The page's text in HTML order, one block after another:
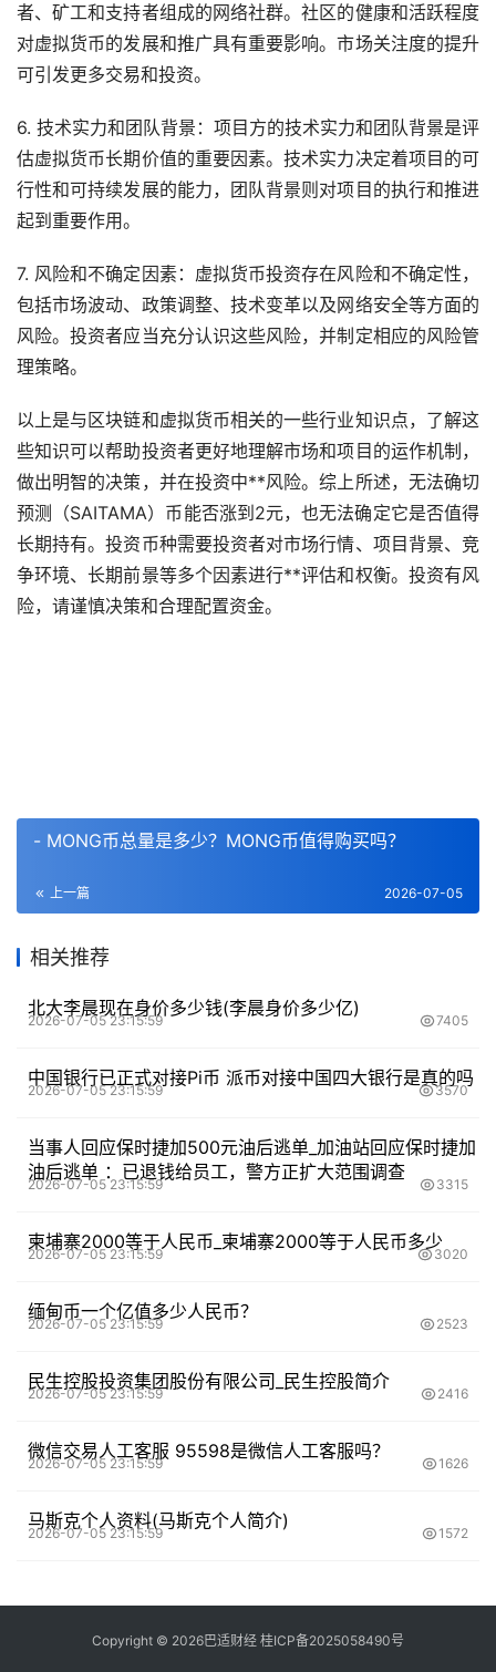
者、矿工和支持者组成的网络社群。社区的健康和活跃程度
对虚拟货币的发展和推广具有重要影响。市场关注度的提升
可引发更多交易和投资。
6. 技术实力和团队背景：项目方的技术实力和团队背景是评
估虚拟货币长期价值的重要因素。技术实力决定着项目的可
行性和可持续发展的能力，团队背景则对项目的执行和推进
起到重要作用。
7. 风险和不确定因素：虚拟货币投资存在风险和不确定性，
包括市场波动、政策调整、技术变革以及网络安全等方面的
风险。投资者应当充分认识这些风险，并制定相应的风险管
理策略。
以上是与区块链和虚拟货币相关的一些行业知识点，了解这
些知识可以帮助投资者更好地理解市场和项目的运作机制，
做出明智的决策，并在投资中**风险。综上所述，无法确切
预测（SAITAMA）币能否涨到2元，也无法确定它是否值得
长期持有。投资币种需要投资者对市场行情、项目背景、竞
争环境、长期前景等多个因素进行**评估和权衡。投资有风
险，请谨慎决策和合理配置资金。
- MONG币总量是多少？MONG币值得购买吗？
上一篇 2026-07-05
相关推荐
北大李晨现在身价多少钱(李晨身价多少亿)
2026-07-05 23:15:59 7405
中国银行已正式对接Pi币 派币对接中国四大银行是真的吗
2026-07-05 23:15:59 3570
当事人回应保时捷加500元油后逃单_加油站回应保时捷加
油后逃单 ：已退钱给员工，警方正扩大范围调查
2026-07-05 23:15:59 3315
柬埔寨2000等于人民币_柬埔寨2000等于人民币多少
2026-07-05 23:15:59 3020
缅甸币一个亿值多少人民币？
2026-07-05 23:15:59 2523
民生控股投资集团股份有限公司_民生控股简介
2026-07-05 23:15:59 2416
微信交易人工客服 95598是微信人工客服吗？
2026-07-05 23:15:59 1626
马斯克个人资料(马斯克个人简介)
2026-07-05 23:15:59 1572
Copyright © 2026巴适财经 桂ICP备2025058490号